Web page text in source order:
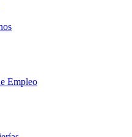
Empleo